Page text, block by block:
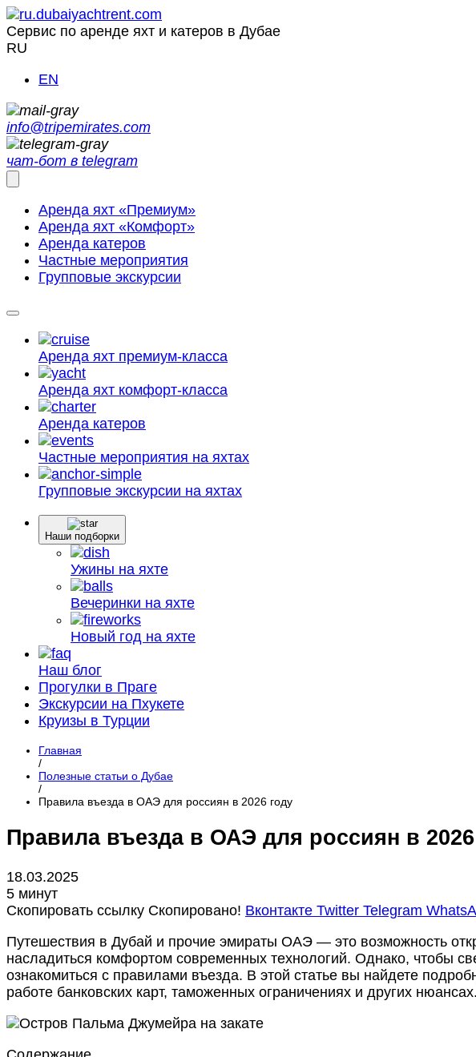
Сервис по аренде яхт и катеров в Дубае
RU
EN
info@tripemirates.com
чат-бот в telegram
Аренда яхт «Премиум»
Аренда яхт «Комфорт»
Аренда катеров
Частные мероприятия
Групповые экскурсии
Аренда яхт премиум-класса
Аренда яхт комфорт-класса
Аренда катеров
Частные мероприятия на яхтах
Групповые экскурсии на яхтах
Наши подборки
Ужины на яхте
Вечеринки на яхте
Новый год на яхте
Наш блог
Прогулки в Праге
Экскурсии на Пхукете
Круизы в Турции
Главная
/
Полезные статьи о Дубае
/
Правила въезда в ОАЭ для россиян в 2026 году
Правила въезда в ОАЭ для россиян в 2026
18.03.2025
5 минут
Скопировать ссылку Скопировано! Вконтакте Twitter Telegram
Путешествия в Дубай и прочие эмираты ОАЭ — это возможность
насладиться комфортом современных технологий. Однако, чтобы
ознакомиться с правилами въезда. В этой статье вы найдете
работе банковских карт, таможенных ограничениях и других нюансах.